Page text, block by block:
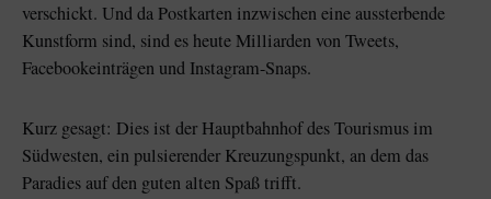
verschickt. Und da Postkarten inzwischen eine aussterbende
Kunstform sind, sind es heute Milliarden von Tweets,
Facebookeinträgen und Instagram-Snaps.
Kurz gesagt: Dies ist der Hauptbahnhof des Tourismus im
Südwesten, ein pulsierender Kreuzungspunkt, an dem das
Paradies auf den guten alten Spaß trifft.